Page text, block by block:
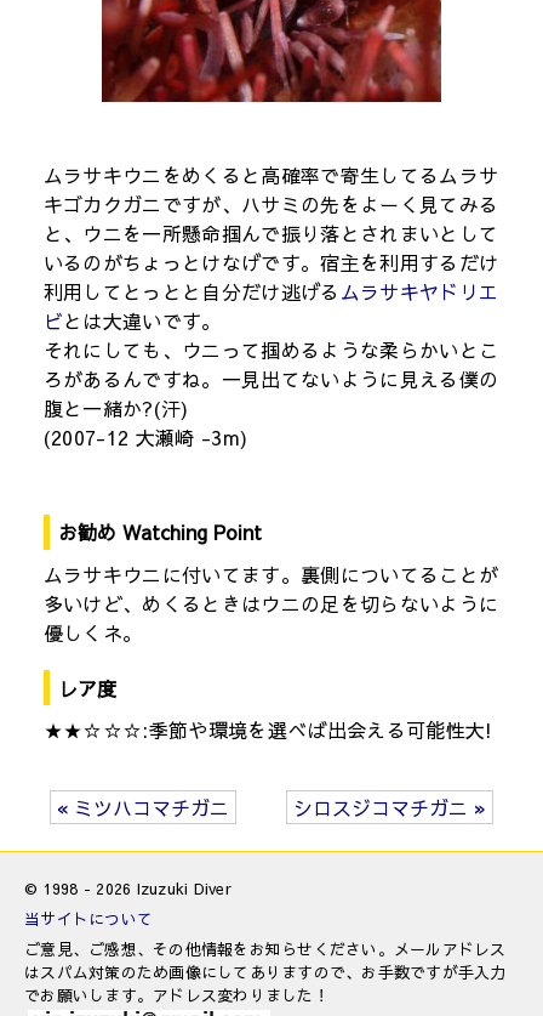
ムラサキウニをめくると高確率で寄生してるムラサ
キゴカクガニですが、ハサミの先をよーく見てみる
と、ウニを一所懸命掴んで振り落とされまいとして
いるのがちょっとけなげです。宿主を利用するだけ
利用してとっとと自分だけ逃げる ムラサキヤドリエ
ビとは大違いです。
それにしても、ウニって掴めるような柔らかいとこ
ろがあるんですね。一見出てないように見える僕の
腹と一緒か?(汗)
(2007-12 大瀬崎 -3m)
お勧め Watching Point
ムラサキウニに付いてます。裏側についてることが
多いけど、めくるときはウニの足を切らないように
優しくネ。
レア度
★★☆☆☆:季節や環境を選べば出会える可能性大!
« ミツハコマチガニ シロスジコマチガニ »
© 1998 - 2026 Izuzuki Diver
当サイトについて
ご意見、ご感想、その他情報をお知らせください。メールアドレス
はスパム対策のため画像にしてありますので、お手数ですが手入力
でお願いします。アドレス変わりました！